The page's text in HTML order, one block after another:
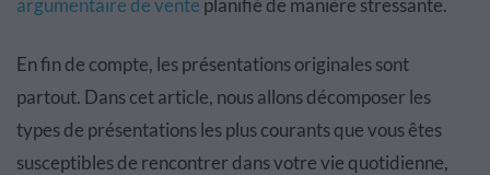
argumentaire de vente planifié de manière stressante.
En fin de compte, les présentations originales sont
partout. Dans cet article, nous allons décomposer les
types de présentations les plus courants que vous êtes
susceptibles de rencontrer dans votre vie quotidienne,